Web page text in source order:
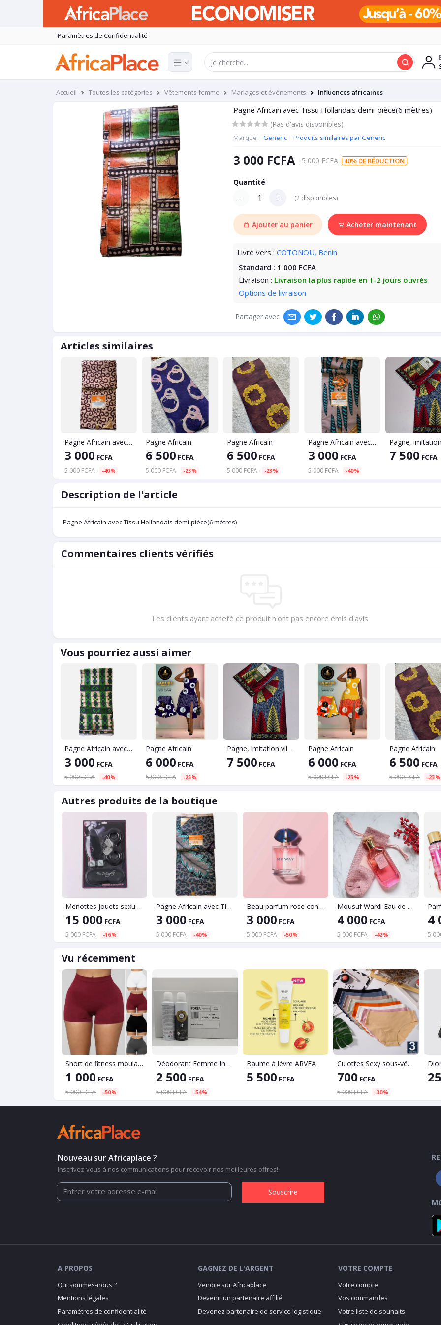
Paramètres de Confidentialité
Accueil Toutes les catégories Vêtements femme Mariages et événements Influences africaines
Pagne Africain avec Tissu Hollandais demi-pièce(6 mètres)
(Pas d'avis disponibles)
Marque : Generic | Produits similaires par Generic
3 000 FCFA 5 000 FCFA 40% DE RÉDUCTION
Quantité
(2disponibles)
Ajouter au panier Acheter maintenant
Livré vers : COTONOU, Benin
Standard : 1 000 FCFA
Livraison : Livraison la plus rapide en 1-2 jours ouvrés
Options de livraison
Partager avec
Articles similaires
Pagne Africain avec Tissu Hollandais demi-pièce(6 mètres)
3 000 FCFA
5 000 FCFA -40%
Pagne Africain
6 500 FCFA
5 000 FCFA -23%
Pagne Africain
6 500 FCFA
5 000 FCFA -23%
Pagne Africain avec Tissu Hollandais demi-pièce(6 mètres)
3 000 FCFA
5 000 FCFA -40%
7 500 FCFA
Description de l'article
Pagne Africain avec Tissu Hollandais demi-pièce(6 mètres)
Commentaires clients vérifiés
Les clients ayant acheté ce produit n'ont pas encore émis d'avis.
Vous pourriez aussi aimer
Pagne Africain avec Tissu Hollandais demi-pièce(6 mètres)
3 000 FCFA
5 000 FCFA -40%
Pagne Africain
6 000 FCFA
5 000 FCFA -25%
Pagne, imitation vlisco, couture africaine,
7 500 FCFA
Pagne Africain
6 000 FCFA
5 000 FCFA -25%
Pagne Africain
6 500 FCFA
5 000 FCFA -23%
Autres produits de la boutique
Menottes jouets sexuels pour Couples Bondage ensemble
15 000 FCFA
5 000 FCFA -16%
Pagne Africain avec Tissu Hollandais demi-pièce(6 mètres)
3 000 FCFA
5 000 FCFA -40%
Beau parfum rose conçu pour les filles adapté pour donner du parfum à de bons amis
3 000 FCFA
5 000 FCFA -50%
Mousuf Wardi Eau de parfum
4 000 FCFA
5 000 FCFA -42%
4
5
Vu récemment
Short de fitness moulant à taille haute élastique pour femme, culotte d'exercice solide, slim, tendance
1 000 FCFA
5 000 FCFA -50%
Déodorant Femme Invisible, Forea
2 500 FCFA
5 000 FCFA -54%
Baume à lèvre ARVEA
5 500 FCFA
Culottes Sexy sous-vêtements sans couture culottes Lingerie pour femme caleçon doux couleur unie taille basse slips intimes
700 FCFA
5 000 FCFA -30%
Nouveau sur Africaplace ?
Inscrivez-vous à nos communications pour recevoir nos meilleures offres!
Souscrire
A PROPOS
Qui sommes-nous ?
Mentions légales
Paramètres de confidentialité
GAGNEZ DE L'ARGENT
Vendre sur Africaplace
Devenir un partenaire affilié
Devenez partenaire de service logistique
VOTRE COMPTE
Votre compte
Vos commandes
Votre liste de souhaits